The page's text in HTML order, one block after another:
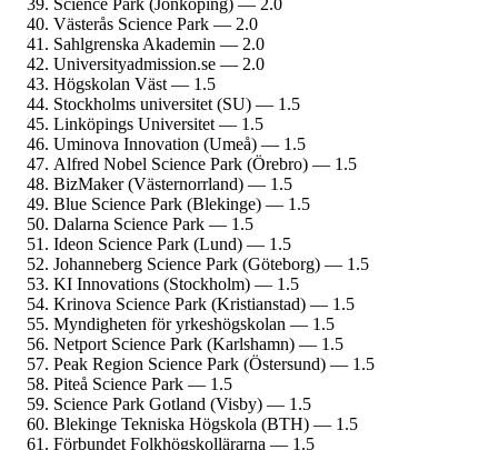
Science Park (Jönköping) — 2.0
Västerås Science Park — 2.0
Sahlgrenska Akademin — 2.0
University­admission.se — 2.0
Högskolan Väst — 1.5
Stockholms universitet (SU) — 1.5
Linköpings Universitet — 1.5
Uminova Innovation (Umeå) — 1.5
Alfred Nobel Science Park (Örebro) — 1.5
BizMaker (Västernorrland) — 1.5
Blue Science Park (Blekinge) — 1.5
Dalarna Science Park — 1.5
Ideon Science Park (Lund) — 1.5
Johanneberg Science Park (Göteborg) — 1.5
KI Innovations (Stockholm) — 1.5
Krinova Science Park (Kristianstad) — 1.5
Myndigheten för yrkes­högskolan — 1.5
Netport Science Park (Karlshamn) — 1.5
Peak Region Science Park (Östersund) — 1.5
Piteå Science Park — 1.5
Science Park Gotland (Visby) — 1.5
Blekinge Tekniska Högskola (BTH) — 1.5
Förbundet Folkhögskol­lärarna — 1.5